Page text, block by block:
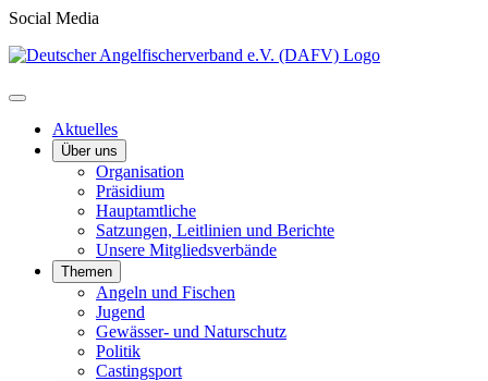
Social Media
Aktuelles
Über uns
Organisation
Präsidium
Hauptamtliche
Satzungen, Leitlinien und Berichte
Unsere Mitgliedsverbände
Themen
Angeln und Fischen
Jugend
Gewässer- und Naturschutz
Politik
Castingsport